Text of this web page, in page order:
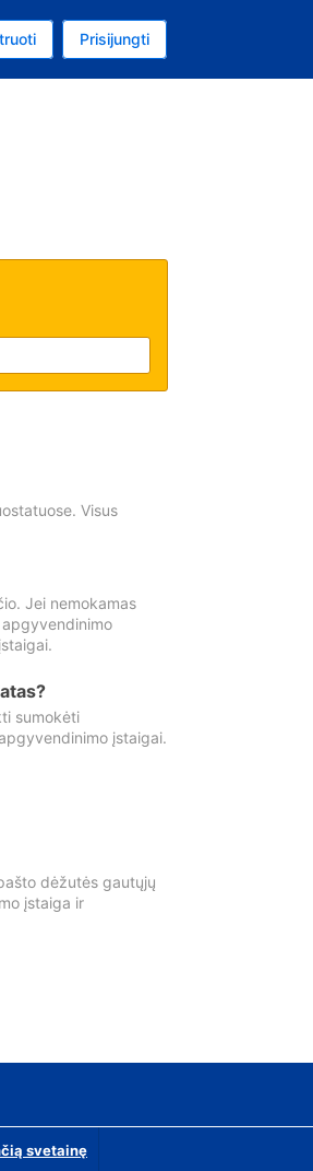
Prisijungti
Visus
Jei nemokamas
sumokėti
įstaigai.
dėžutės gautųjų
įstaiga ir
svetainę